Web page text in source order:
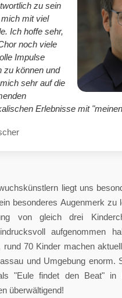
zu sein
mit viel
Ich hoffe sehr,
noch viele
Impulse
zu können und
sehr auf die
Erlebnisse mit
liegt uns
besonderes Augenmerk zu
von gleich drei
aufgenommen
70 Kinder machen
und Umgebung enorm.
"Eule findet den Beat" in
überwältigend!